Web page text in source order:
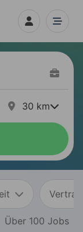
30 km
Über 100 Jobs